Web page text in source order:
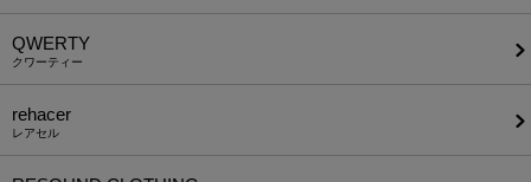
QWERTY
クワーティー
rehacer
レアセル